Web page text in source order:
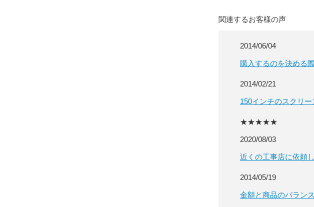
関連するお客様の声
2014/06/04
購入するのを決める
2014/02/21
150インチのスクリ
★★★★★
2020/08/03
近くの工事店に依頼
2014/05/19
金額と商品のバラン